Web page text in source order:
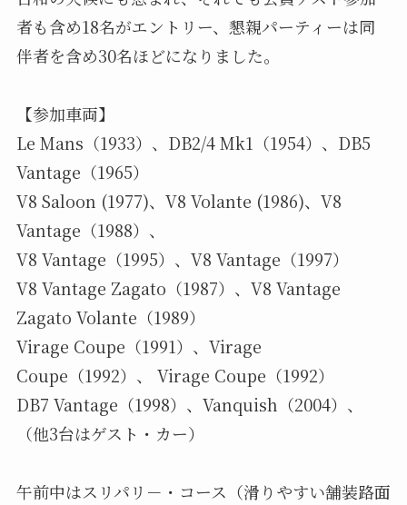
者も含め18名がエントリー、懇親パーティーは同
伴者を含め30名ほどになりました。
【参加車両】
Le Mans（1933）、DB2/4 Mk1（1954）、DB5
Vantage（1965）
V8 Saloon (1977)、V8 Volante (1986)、V8
Vantage（1988）、
V8 Vantage（1995）、V8 Vantage（1997）
V8 Vantage Zagato（1987）、V8 Vantage
Zagato Volante（1989）
Virage Coupe（1991）、Virage
Coupe（1992）、 Virage Coupe（1992）
DB7 Vantage（1998）、Vanquish（2004）、
（他3台はゲスト・カー）
午前中はスリパリ－・コース（滑りやすい舗装路面